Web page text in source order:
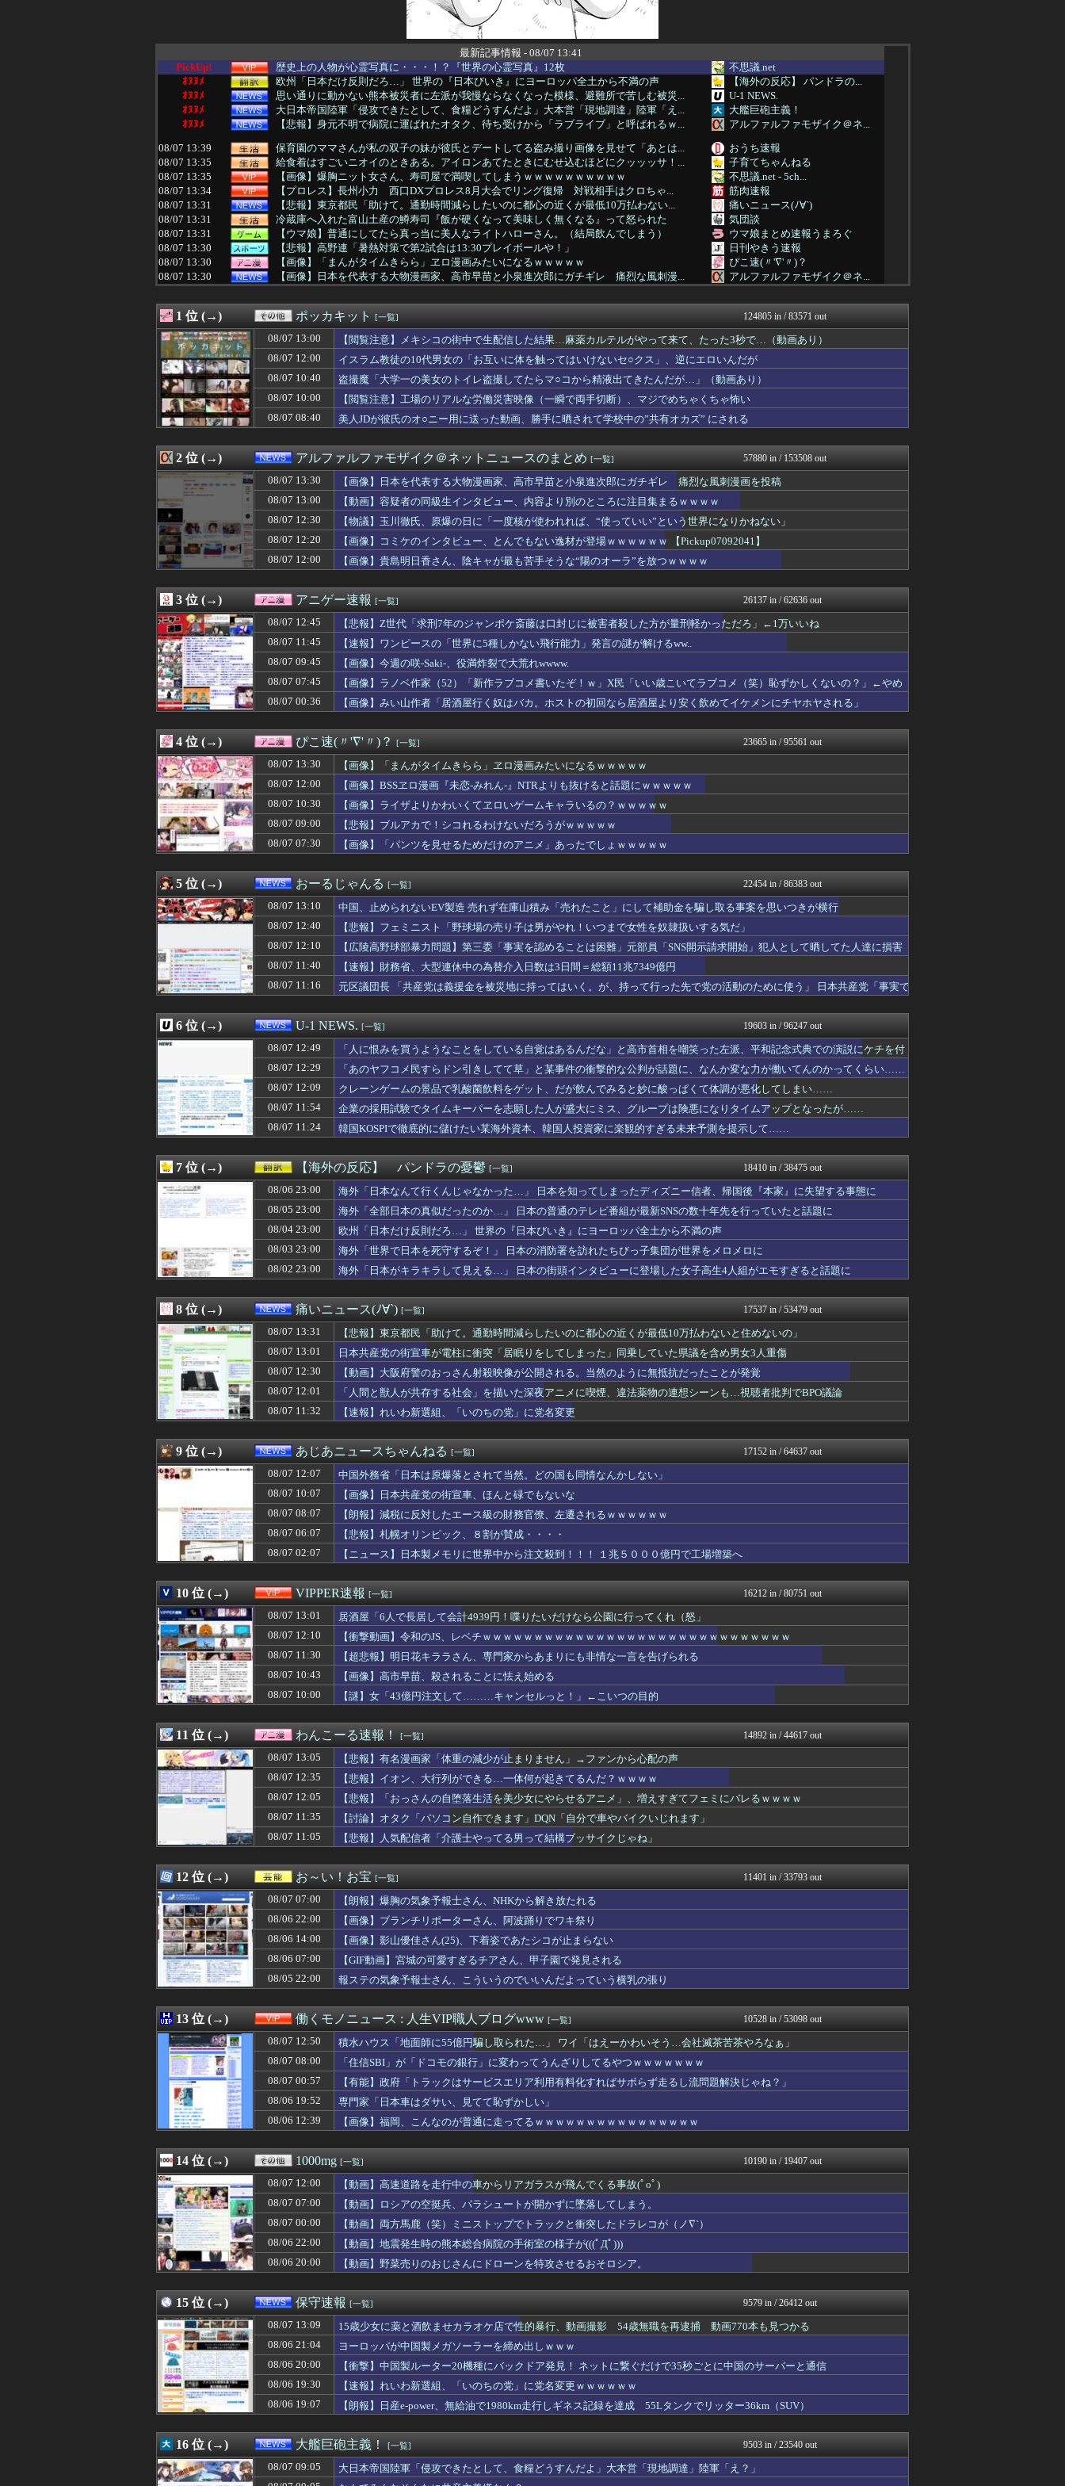
最新記事情報 - 08/07 13:41
PickUp!
歴史上の人物が心霊写真に・・・！？『世界の心霊写真』12枚
不思議.net
ｵﾇﾇﾒ
欧州「日本だけ反則だろ…」 世界の『日本びいき』にヨーロッパ全土から不満の声
【海外の反応】 パンドラの...
ｵﾇﾇﾒ
思い通りに動かない熊本被災者に左派が我慢ならなくなった模様、避難所で苦しむ被災...
U-1 NEWS.
ｵﾇﾇﾒ
大日本帝国陸軍「侵攻できたとして、食糧どうすんだよ」大本営「現地調達」陸軍「え...
大艦巨砲主義！
ｵﾇﾇﾒ
【悲報】身元不明で病院に運ばれたオタク、待ち受けから「ラブライブ」と呼ばれるｗ...
アルファルファモザイク＠ネ...
08/07 13:39
保育園のママさんが私の双子の妹が彼氏とデートしてる盗み撮り画像を見せて「あとは...
おうち速報
08/07 13:35
給食着はすごいニオイのときある。アイロンあてたときにむせ込むほどにクッッッサ！...
子育てちゃんねる
08/07 13:35
【画像】爆胸ニット女さん、寿司屋で満喫してしまうｗｗｗｗｗｗｗｗｗｗ
不思議.net - 5ch...
08/07 13:34
【プロレス】長州小力 西口DXプロレス8月大会でリング復帰 対戦相手はクロちゃ...
筋肉速報
08/07 13:31
【悲報】東京都民「助けて。通勤時間減らしたいのに都心の近くが最低10万払わない...
痛いニュース(ﾉ∀`)
08/07 13:31
冷蔵庫へ入れた富山土産の鱒寿司『飯が硬くなって美味しく無くなる』って怒られた
気団談
08/07 13:31
【ウマ娘】普通にしてたら真っ当に美人なライトハローさん。（結局飲んでしまう）
ウマ娘まとめ速報うまろぐ
08/07 13:30
【悲報】高野連「暑熱対策で第2試合は13:30プレイボールや！」
日刊やきう速報
08/07 13:30
【画像】「まんがタイムきらら」ヱロ漫画みたいになるｗｗｗｗｗ
ぴこ速(〃'∇'〃)？
08/07 13:30
【画像】日本を代表する大物漫画家、高市早苗と小泉進次郎にガチギレ 痛烈な風刺漫...
アルファルファモザイク＠ネ...
08/07 13:29
共産党「これは酷い…京都市でマイナンバーカードを持たない29万人がポイント給付...
日本第一！ニュース録
08/07 13:27
ニコニコ出身者が豪華すぎると話題に なんでyoutubeに負けたのか・・・
ぶる速-VIP
08/07 13:25
【悲報】ちんぽに下味つけてピンサロいったらｗｗｗｗｗｗｗｗｗwwww
バズッター速報
08/07 13:22
海外「新キャラもヤバいｗ」ヤニねこ第6話の海外反応
アニメリアクト
08/07 13:20
【緊急】明日「銀だこ」がガチに過去最大レベルに混みそうwwwwwwwwwwww...
キニ速
08/07 13:20
韓国の人気コーヒーチェーン「ペクスダバン」が日本初上陸！東京・新橋に1号店オー...
キムチ速報
08/07 13:19
失敗顔の乃木坂ちゃんが可愛すぎる！！！【乃木坂46】
坂道情報通～乃木坂46まと...
08/07 13:19
外人、スクエニの真実に気付く
まとめたニュース
08/07 13:16
パワプロクンポケット×#スポニチ コラボグッズ発売決定！
ゴールデンタイムズ
08/07 13:15
同僚の美人に土下座して必死に頼んだらこうなるwww
まとめCUP
08/07 13:14
【画像】最近のJKダンス部、胸の迫力がすごい💃
アナ速‐女子アナ画像速報
08/07 13:14
メッシが守備をするだけで海外で話題に（海外の反応）
わーすぽ 海外の反応
08/07 13:12
【悲報】秋田さん、なぜかUAEから目をつけられ2,000,000,000,00...
NEWSまとめもりー｜2c...
08/07 13:12
実質消費支出は7カ月連続のマイナス、前年同月比3.3%減－6月
08/07 13:12
嫁の浮気を確信したが敢えて「1ヶ月間」嫁を泳がせた。すると嫁の不倫がトンデモな...
浮気ちゃんねる
08/07 13:10
中国、止められないEV製造 売れず在庫山積み「売れたこと」にして補助金を騙し取...
おーるじゃんる
08/07 13:09
三児のパパ『父さんな、動画編集で食っていこうと思うんだ』→結果
ぶる速-VIP
08/07 13:09
【画像あり】ギャル「男の人って、こういうの見ると興奮するんだよね笑❤」ﾊﾟｼｬ
08/07 13:09
【ソロライブ】甲斐田晴：初ワンマンライブ「足跡」が凄すぎる！千客万来の熱狂
トレンドの通り道
08/07 13:08
【動画】サヨク「中国人民と連帯して戦おー！」…ネット「正体隠さなくなったなぁ」...
モナニュース
08/07 13:06
伯母の葬儀中、祖母を怖い形相で見下ろす伯母の姿が見えた。それを兄に話したら「ば...
修羅場ライフ速報
08/07 13:05
【画像】ABCテレビの女子アナさん、在京局よりレベルが高くなってしまうｗｗｗｗ...
女子アナお宝画像速報－5c...
08/07 13:05
【悲報】有名漫画家「体重の減少が止まりません」→ファンから心配の声
08/07 13:05
【悲報】女性インフルエンサー、ライブ配信中に自殺 ⇒！
08/07 13:05
高野連「暑熱対策で第2試合は13:30プレイボールや！」
ツバメ速報＠ヤクルトスワロ...
08/07 13:03
【画像】令和のJKさん、あまりにも発育が良すぎるwwwwwwww
いたしん！
08/07 13:02
【朗報】AKB48新曲『好きish』MV 800万再生突破キタ━━(((ﾟ∀ﾟ...
AKB48タイムズ（AKB...
08/07 13:01
【頭皮】ベッカムおじさん、禿げるｗｗｗｗ
なんJ PRIDE
08/07 13:01
【イオンモール熊本爆発事故】「本当のことを…」遺族語る
資格ちゃんねる
08/07 13:01
居酒屋「6人で長居して会計4939円！喋りたいだけなら公園に行ってくれ（怒」
08/07 13:00
【にじさんじ】鏑木近日中に入院予定、その前準備に血を大量に取られる
Vtuberまとめるよ～ん
08/07 13:00
全国展開の安価な外食チェーンには全く魅力を感じない。どこにでもあるような店選ぶ...
08/07 13:00
【動画】容疑者の同級生インタビュー、内容より別のところに注目集まるｗｗｗｗ
08/07 13:00
【新台】ニューギン「e花の慶次～雲のかなたに」ティザームービー公開&反応まとめ...
08/07 13:00
盆正月に夫の実家に長時間滞在しなきゃいけないのが苦痛。私「貴方は私の実家を早々...
すまいる(^-^)ぶろぐ
08/07 13:00
サウナ美月の『このシーン』ガチでエグいって・・・
08/07 13:00
ガルシア、たった2試合でOPSが.900を超えてしまうwwwwwwwwww
阪神タイガースちゃんねる
08/07 13:00
【消費減税閣議決定】「反対」の財務省敗北 首相の不信根強く 人事介入をちらつか...
常識的に考えた
08/07 13:00
【脱衣麻雀】『スーパーリアル麻雀 Venus Returns』8月27日に発売...
ゆるゲーマー遅報
08/07 13:00
【文科省】女性研究者支援に補助、１大学に年間５０００万円…出産・子育と両立でき...
みそパンNEWS
【韓国】韓国の行きたい大学【ポーランドボール】
ポーランドボール 翻訳
08/07 13:00
【朗報】プチプチで有名な川上産業、社名を「プチプチ株式会社」に変更ｗｗｗｗｗ
投資ちゃんねる
08/07 13:00
【ラブライブ！】医者「ラブライブさんの容態は？」看護師「ひとまず落ち着いてます...
08/07 13:00
妻を亡くし、男手一つで3人の子供を育てていた俺。だが娘の担任が娘に『これからは...
渡る世間はキチばかり - ...
08/07 13:00
【朗報】韓国人「日本のサッカー選手、90年代の映画スターかよ」
ニチカン！
08/07 13:00
【悲報】吉岡里帆さん、アドリブで相手役俳優の手を取りお胸に押し当てる（※画像あ...
08/07 13:00
【動画】ガチ勢同士のボンバーマン、凄いｗｗｗｗｗｗｗｗｗｗｗｗ
カンダタ速報
08/07 12:58
【画像】清宮レイ(23)さん、ありふれた普通の美少女になる
乃木坂46まとめ 乃木りん...
【きめぇ】夫売喧嘩。すると…旦那「あーかあちゃん？しばらく実家に帰るから。は？...
衝撃体験！アンビリバボー｜...
08/07 12:57
やった事を私に逐一報告して「お義姉さん凄いです」と言うまで解放してくれない義兄...
婚外ちゃんねる
08/07 12:57
ゼミの新年会で彼氏の話になった途端、美人な同級生から信じられない言葉を浴びせら...
素敵な鬼女様
08/07 12:57
出会い系サイトで知り合った女性に振られ、チャット仲間とも距離を置かれていた俺。...
鬼女まとめ速報 -修羅場・...
08/07 12:56
りんかさんが魅せる「EVRIS（エヴリス）」の秋の魅力。8月7日（金）MOVI...
ファ板速報
08/07 12:56
BEAMS初のRobloxオリジナルゲーム『マネキンから服を集めろ！』がWAK...
ファ板速報
08/07 12:56
MERCURYDUOが『ハリー・ポッター』25周年記念コレクションの予約を開始
ファ板速報
08/07 12:55
賃上げ原資を確保できない…2026年7月 「人手不足」倒産 過去最多の63件・...
08/07 12:52
【ROBOT魂】湿地帯戦用ザク16時から予約開始！お前らはこれも買うの？
ガンプラ ログ
08/07 12:52
【画像】JKダンス部、なぜか部員の８割が巨乳🫪
アナ速‐女子アナ画像速報
08/07 12:52
（ ´_ゝ`）中国、広島原爆投下から８１年を迎えたことを受け「日本は原爆被害者...
もえるあじあ(･∀･)
日本が学校外の危機管理を見直し！←「教師たちがいい加減だからね」（海外の反応）
08/07 12:50
積水ハウス「地面師に55億円騙し取られた…」 ワイ「はえーかわいそう…会社滅茶...
働くモノニュース : 人生...
08/07 12:50
【動画】スペイン代表のククレジャさん…めちゃくちゃ格好良くなるｗｗｗｗｗｗ
【サッカー まとめ】サカラ...
08/07 12:50
韓国人「日本のサッカー協会も性接待やってるんじゃないですか？」
ハウメニージャパン！
08/07 12:47
『ハッピーバースデー！別れ話はなしにして僕らの門出をお祝いしよう！』元彼からメ...
衝撃体験！アンビリバボー｜...
08/07 12:47
トメと義弟嫁と私で買い物に→車で連れていくのに徒歩で行って、嫁たちを荷物持ちに...
08/07 12:47
コデマリの花目当てでうちの庭に入ってくる知らない男の人の事を職場で愚痴ったら「...
鬼女まとめ速報 -修羅場・...
08/07 12:47
【悲報】判定がゆるゆるなネコちゃん、見つかるｗｗｗｗｗｗ
スマブラ屋さん | スマブ...
08/07 12:46
【悲報】シャンクスさん、なんか卑屈になる
なんJ PRIDE
08/07 12:45
全盛期の梶谷隆幸（打力ある足速い肩強い）
ってなんじぇですかー
08/07 12:45
詐欺師「保釈金を払えば逮捕されない」 30代男性 1342万円騙し取られたあと...
かせまと！
08/07 12:45
マッマ「炒飯つくるわよ」ワイ「カニカマ入れないで💢」
育児板拾い読み
08/07 12:45
【朗報】「eF機動戦士ガンダムSEEDクライマックス」導入記念、このホール打ち...
パチンコ・パチスロ.com
08/07 12:41
【雑学】飛行機はどの席の乗客から搭乗させると最もスムーズに出発できるかのシミュ...
モナニュース
08/07 12:40
友達「泊めて～」私「室内犬を放し飼いにしてるよ？」友達「大丈夫！」→ しかし・...
修羅ママ速報
08/07 12:40
【画像】小倉ゆうかさん、グラビア電撃復帰で水着撮影ｗｗｗｗｗｗ
中国とロシア海軍艦艇4隻が日本列島を一周…防衛省が全航路を公開！
【悲報】フェミニスト「野球場の売り子は男がやれ！いつまで女性を奴隷扱いする気だ...
おーるじゃんる
08/07 12:39
嫁にフリンされた義兄。トメ「息子可哀想に。あのバカ嫁は…」と文句言うトメにウチ...
08/07 12:39
【名探偵プリキュア】清純美少女るるかちゃん輝いてる…
08/07 12:39
受験のプレッシャーで反抗期が酷くなってきた息子に「お前が馬鹿なせいで俺も馬鹿な...
衝撃体験！アンビリバボー｜...
08/07 12:39
時々大金をかけて親戚接待をする医者の義兄夫婦。今回ウトメ＆親戚十数人＆私達を旅...
婚外ちゃんねる
08/07 12:39
妻はわかりやすい愛情表現を求めるタイプ。でも、それが苦手な俺との温度差が少しず...
鬼女はみた -修羅場・恋愛...
08/07 12:38
【画像】STU48の中村舞さん、下着姿で写真撮られてた
アナ速‐女子アナ画像速報
08/07 12:35
【悲報】イオン、大行列ができる…一体何が起きてるんだ？ｗｗｗｗ
08/07 12:35
【FGO】バッファーとしても十分使えるね。レオニダス強化みんなの反応まとめ
FGOまとめ速報
08/07 12:35
韓国人「北米市場で売れまくりトヨタに続き日本のホンダやスズキも今年第2四半期に...
世界の憂鬱 海外・韓国の反...
08/07 12:35
無能なワイでも出来る楽な仕事を教えてくれや
08/07 12:35
【画像あり】大食いしまくったフードファイターの後遺症、ついに明かされ始める･･...
08/07 12:35
インフルエンサー「20歳でアルファード一括で買えちゃう私って素敵」
ニュース30over
08/07 12:34
【画像】モーグル女子日本代表・中尾春香、紐ビキニ姿を公開！ 現役アスリートの激...
筋肉速報
08/07 12:33
【ｼｺ画像】ドスケベJKさん、何故か自らのパンツを見せつけてしまうｗｗｗｗｗｗ...
えっ!?またここのサイト?
08/07 12:32
【カーレンジャー】SMP「VRVロボ」が本日13時より予約受付開始！！プレミア...
ヒーローNEWS
08/07 12:32
【悲報】新たに小売りに届いたPS5の箱にに28年1月に物理ディスク終了しますと...
08/07 12:31
【悲報】大谷翔平さん、村上のエラーをイジりまくるほどの人間性だった…
08/07 12:31
韓国人「日本の美しい街並みを韓国化した結果をご覧ください・・・」
コリアル
08/07 12:30
吉田クリ、ガチで全盛期
乃木通 乃木坂46櫻坂46...
【FEH】タイトル変わってるな 前はヒーローズで終わってたのにどうした
【ホロライブ】ホロドリ、新イベント「シンクロする夏のスパークル」✨ さくらみこ...
08/07 12:30
【日本ハム2軍vs楽天 東地区13回戦】スタメン・打順速報｜試合実況｜8/7 ...
ファイターズ王国＠日ハムま...
08/07 12:30
【遊戯王情報】「Yu-Gi-Oh! CHAMPIONSHIP SERIES J...
スターライト速報 -遊戯王...
08/07 12:30
【動画】大阪府警のおっさん射殺映像が公開される。当然のように無抵抗だったことが...
痛いニュース(ﾉ∀`)
08/07 12:30
【物議】玉川徹氏、原爆の日に「一度核が使われれば、“使っていい”という世界にな...
08/07 12:30
お茶入れたりコピー取るだけの仕事したい窓際族とかも憧れる
08/07 12:30
【崩壊スターレイル】この売り上げ前年比「3割減」は何が原因なの？なにかしたかい...
原神速報 | GENSHI...
08/07 12:30
【速報】れいわ新選組、新たな党名は「いのちの党」 略称は「いのち」
【2ch】ニュー速クオリテ...
08/07 12:30
「カバの肉を“湖のベーコン”と呼んで後押しした」1910年のアメリカ議会に本当...
08/07 12:30
渡辺明九段、王座戦挑決19手詰に「難易度が最上級」
08/07 12:29
上國料萌衣ちゃん、留学中にマックのバイトに応募するも書類選考で落とされてしまう
℃-ute派なんday
08/07 12:29
義母「もっと気楽にしていいのよ」俺「ありがとうございます…」→アットホームすぎ...
修羅場ハザード -復讐・D...
08/07 12:29
【悲報】ヤニねこ、BPOで問題視される
漫画まとめ速報
08/07 12:29
【消費減税】日本の社会保障、岐路に 財源5兆円見通し立たず
日本第一！ニュース録
08/07 12:28
共産党信者「募金で共産党を叩くのは、頑張る人を邪魔したいという日本人らしい薄暗...
08/07 12:27
【モンハンワイルズ】モンハンをやらない夏なんて何年ぶりだろうか👀
モンハンまとめ速報【モンハ...
08/07 12:27
実父の葬儀とコトメの結婚式が同じ日になってしまった→トメ「うちの人間なのに実家...
衝撃体験！アンビリバボー｜...
08/07 12:27
【正論乙】メシマズ嫁のご飯を息子が残した。「勿体ない！」とキレる嫁。すると息子...
08/07 12:27
【イラッ】トメが電話の最後に「今から孫ちゃん連れて来てもいいんやで」と言った。...
08/07 12:26
職場の人妻と不倫をして、ついに、、、
easterEgg
08/07 12:26
高野連「暑熱対策で第2試合は13:30プレイボールや！」
まとめロッテ！
08/07 12:25
海外「日本のアニメの中でも、過小評価されている隠れた名作といえばこの作品なんだ...
海外の反応リサーチ
08/07 12:25
【悲報】オキニの嬢に70回以上通ったらｗｗｗｗｗｗｗｗｗwwww
バズッター速報
08/07 12:25
ＳＢ山川穂高（4年18億円）、そんなに酷くない
08/07 12:25
【画像】咲-saki-作者、ようやく『奇乳』に気付くｗｗｗｗ
08/07 12:22
ラブコメ漫画で応援してたヒロインが負けた時の悲しさは異常
キニ速
08/07 12:21
財務省､4～6月の為替介入日数は大型連休中3日間 総額11兆7349億円 4月...
理想ちゃんねる
08/07 12:20
【悲報】ディズニーとUSJ、JKのダンス会場になってしまう （※動画あり）
08/07 12:20
【画像】コミケのインタビュー、とんでもない逸材が登場ｗｗｗｗｗｗ 【Picku...
08/07 12:19
囁きボイスでaikoを歌う遠藤さくらちゃんが可愛すぎる！！！【乃木坂46】
坂道情報通～乃木坂46まと...
08/07 12:19
【画像】こういうお○ぱいが至高だよなｗｗｗ じわ速 芸能ニュースまとめ
1 位 (→) ポッカキット [一覧] 124805 in / 83571 out
08/07 13:00
【閲覧注意】メキシコの街中で生配信した結果…麻薬カルテルがやって来て、たった3秒で…（動画あり）
08/07 12:00
イスラム教徒の10代男女の「お互いに体を触ってはいけないセ○クス」、逆にエロいんだが
08/07 10:40
盗撮魔「大学一の美女のトイレ盗撮してたらマ○コから精液出てきたんだが…」（動画あり）
08/07 10:00
【閲覧注意】工場のリアルな労働災害映像（一瞬で両手切断）、マジでめちゃくちゃ怖い
08/07 08:40
美人JDが彼氏のオ○ニー用に送った動画、勝手に晒されて学校中の”共有オカズ” にされる
2 位 (→) アルファルファモザイク＠ネットニュースのまとめ [一覧] 57880 in / 153508 out
08/07 13:30
【画像】日本を代表する大物漫画家、高市早苗と小泉進次郎にガチギレ 痛烈な風刺漫画を投稿
08/07 13:00
【動画】容疑者の同級生インタビュー、内容より別のところに注目集まるｗｗｗｗ
08/07 12:30
【物議】玉川徹氏、原爆の日に「一度核が使われれば、“使っていい”という世界になりかねない」
08/07 12:20
【画像】コミケのインタビュー、とんでもない逸材が登場ｗｗｗｗｗｗ 【Pickup07092041】
08/07 12:00
【画像】貴島明日香さん、陰キャが最も苦手そうな“陽のオーラ”を放つｗｗｗｗ
3 位 (→) アニゲー速報 [一覧] 26137 in / 62636 out
08/07 12:45
【悲報】Z世代「求刑7年のジャンポケ斎藤は口封じに被害者殺した方が量刑軽かっただろ」←1万いいね
08/07 11:45
【速報】ワンピースの「世界に5種しかない飛行能力」発言の謎が解けるww..
08/07 09:45
【画像】今週の咲-Saki-、役満炸裂で大荒れwwww.
08/07 07:45
【画像】ラノベ作家（52）「新作ラブコメ書いたぞ！ｗ」X民「いい歳こいてラブコメ（笑）恥ずかしくないの？」←やめ
たれｗと話題に
08/07 00:36 【画像】みい山作者「居酒屋行く奴はバカ。ホストの初回なら居酒屋より安く飲めてイケメンにチヤホヤされる」
4 位 (→) ぴこ速(〃'∇'〃)？ [一覧] 23665 in / 95561 out
08/07 13:30
【画像】「まんがタイムきらら」ヱロ漫画みたいになるｗｗｗｗｗ
08/07 12:00
【画像】BSSヱロ漫画『未恋-みれん-』NTRよりも抜けると話題にｗｗｗｗｗ
08/07 10:30
【画像】ライザよりかわいくてヱロいゲームキャラいるの？ｗｗｗｗｗ
08/07 09:00
【悲報】ブルアカで！シコれるわけないだろうがｗｗｗｗｗ
08/07 07:30
【画像】「パンツを見せるためだけのアニメ」あったでしょｗｗｗｗｗ
5 位 (→) おーるじゃんる [一覧] 22454 in / 86383 out
08/07 13:10
中国、止められないEV製造 売れず在庫山積み「売れたこと」にして補助金を騙し取る事案を思いつきが横行
08/07 12:40
【悲報】フェミニスト「野球場の売り子は男がやれ！いつまで女性を奴隷扱いする気だ」
08/07 12:10
【広陵高野球部暴力問題】第三委「事実を認めることは困難」元部員「SNS開示請求開始」犯人として晒してた人達に損害
賠償請求訴訟を起こす方針
08/07 11:40
【速報】財務省、大型連休中の為替介入日数は3日間＝総額11兆7349億円
08/07 11:16
元区議団長 「共産党は義援金を被災地に持ってはいく。が、持って行った先で党の活動のために使う」 日本共産党「事実で
6 位 (→) U-1 NEWS. [一覧] 19603 in / 96247 out
08/07 12:49
「人に恨みを買うようなことをしている自覚はあるんだな」と高市首相を嘲笑った左派、平和記念式典での演説にケチを付
けるも……
08/07 12:29
「あのヤフコメ民すらドン引きしてて草」と某事件の衝撃的な公判が話題に、なんか変な力が働いてんのかってくらい……
08/07 12:09
クレーンゲームの景品で乳酸菌飲料をゲット、だが飲んでみると妙に酸っぱくて体調が悪化してしまい……
08/07 11:54
企業の採用試験でタイムキーパーを志願した人が盛大にミス、グループは険悪になりタイムアップとなったが……
08/07 11:24
韓国KOSPIで徹底的に儲けたい某海外資本、韓国人投資家に楽観的すぎる未来予測を提示して……
7 位 (→) 【海外の反応】 パンドラの憂鬱 [一覧] 18410 in / 38475 out
08/06 23:00
海外「日本なんて行くんじゃなかった…」 日本を知ってしまったディズニー信者、帰国後『本家』に失望する事態に
08/05 23:00
海外「全部日本の真似だったのか…」 日本の普通のテレビ番組が最新SNSの数十年先を行っていたと話題に
08/04 23:00
欧州「日本だけ反則だろ…」 世界の『日本びいき』にヨーロッパ全土から不満の声
08/03 23:00
海外「世界で日本を死守するぞ！」 日本の消防署を訪れたちびっ子集団が世界をメロメロに
08/02 23:00
海外「日本がキラキラして見える…」 日本の街頭インタビューに登場した女子高生4人組がエモすぎると話題に
8 位 (→) 痛いニュース(ﾉ∀`) [一覧] 17537 in / 53479 out
08/07 13:31
【悲報】東京都民「助けて。通勤時間減らしたいのに都心の近くが最低10万払わないと住めないの」
08/07 13:01
日本共産党の街宣車が電柱に衝突「居眠りをしてしまった」同乗していた県議を含め男女3人重傷
08/07 12:30
【動画】大阪府警のおっさん射殺映像が公開される。当然のように無抵抗だったことが発覚
08/07 12:01
「人間と獣人が共存する社会」を描いた深夜アニメに喫煙、違法薬物の連想シーンも…視聴者批判でBPO議論
08/07 11:32
【速報】れいわ新選組、「いのちの党」に党名変更
9 位 (→) あじあニュースちゃんねる [一覧] 17152 in / 64637 out
08/07 12:07
中国外務省「日本は原爆落とされて当然。どの国も同情なんかしない」
08/07 10:07
【画像】日本共産党の街宣車、ほんと碌でもないな
08/07 08:07
【朗報】減税に反対したエース級の財務官僚、左遷されるｗｗｗｗｗｗ
08/07 06:07
【悲報】札幌オリンピック、８割が賛成・・・・
08/07 02:07
【ニュース】日本製メモリに世界中から注文殺到！！！ １兆５０００億円で工場増築へ
10 位 (→) VIPPER速報 [一覧] 16212 in / 80751 out
08/07 13:01
居酒屋「6人で長居して会計4939円！喋りたいだけなら公園に行ってくれ（怒」
08/07 12:10
【衝撃動画】令和のJS、レベチｗｗｗｗｗｗｗｗｗｗｗｗｗｗｗｗｗｗｗｗｗｗｗｗｗｗｗｗｗｗ
08/07 11:30
【超悲報】明日花キララさん、専門家からあまりにも非情な一言を告げられる
08/07 10:43
【画像】高市早苗、殺されることに怯え始める
08/07 10:00
【謎】女「43億円注文して………キャンセルっと！」←こいつの目的
11 位 (→) わんこーる速報！ [一覧] 14892 in / 44617 out
08/07 13:05
【悲報】有名漫画家「体重の減少が止まりません」→ファンから心配の声
08/07 12:35
【悲報】イオン、大行列ができる…一体何が起きてるんだ？ｗｗｗｗ
08/07 12:05
【悲報】「おっさんの自堕落生活を美少女にやらせるアニメ」、増えすぎてフェミにバレるｗｗｗｗ
08/07 11:35
【討論】オタク「パソコン自作できます」DQN「自分で車やバイクいじれます」
08/07 11:05
【悲報】人気配信者「介護士やってる男って結構ブッサイクじゃね」
12 位 (→) お～い！お宝 [一覧] 11401 in / 33793 out
08/07 07:00
【朗報】爆胸の気象予報士さん、NHKから解き放たれる
08/06 22:00
【画像】ブランチリポーターさん、阿波踊りでワキ祭り
08/06 14:00
【画像】影山優佳さん(25)、下着姿であたシコが止まらない
08/06 07:00
【GIF動画】宮城の可愛すぎるチアさん、甲子園で発見される
08/05 22:00
報ステの気象予報士さん、こういうのでいいんだよっていう横乳の張り
13 位 (→) 働くモノニュース : 人生VIP職人ブログwww [一覧] 10528 in / 53098 out
08/07 12:50
積水ハウス「地面師に55億円騙し取られた…」 ワイ「はえーかわいそう…会社滅茶苦茶やろなぁ」
08/07 08:00
「住信SBI」が「ドコモの銀行」に変わってうんざりしてるやつｗｗｗｗｗｗｗ
08/07 00:57
【有能】政府「トラックはサービスエリア利用有料化すればサボらず走るし流問題解決じゃね？」
08/06 19:52
専門家「日本車はダサい、見てて恥ずかしい」
08/06 12:39
【画像】福岡、こんなのが普通に走ってるｗｗｗｗｗｗｗｗｗｗｗｗｗｗｗｗ
14 位 (→) 1000mg [一覧] 10190 in / 19407 out
08/07 12:00
【動画】高速道路を走行中の車からリアガラスが飛んでくる事故(ﾟoﾟ)
08/07 07:00
【動画】ロシアの空挺兵、パラシュートが開かずに墜落してしまう。
08/07 00:00
【動画】両方馬鹿（笑）ミニストップでトラックと衝突したドラレコが（ノ∇`）
08/06 22:00
【動画】地震発生時の熊本総合病院の手術室の様子が(((ﾟДﾟ)))
08/06 20:00
【動画】野菜売りのおじさんにドローンを特攻させるおそロシア。
15 位 (→) 保守速報 [一覧] 9579 in / 26412 out
08/07 13:09
15歳少女に薬と酒飲ませカラオケ店で性的暴行、動画撮影 54歳無職を再逮捕 動画770本も見つかる
08/06 21:04
ヨーロッパが中国製メガソーラーを締め出しｗｗｗ
08/06 20:00
【衝撃】中国製ルーター20機種にバックドア発見！ ネットに繋ぐだけで35秒ごとに中国のサーバーと通信
08/06 19:30
【速報】れいわ新選組、「いのちの党」に党名変更ｗｗｗｗｗｗ
08/06 19:07
【朗報】日産e-power、無給油で1980km走行しギネス記録を達成 55Lタンクでリッター36km（SUV）
16 位 (→) 大艦巨砲主義！ [一覧] 9503 in / 23540 out
08/07 09:05
大日本帝国陸軍「侵攻できたとして、食糧どうすんだよ」大本営「現地調達」陸軍「え？」